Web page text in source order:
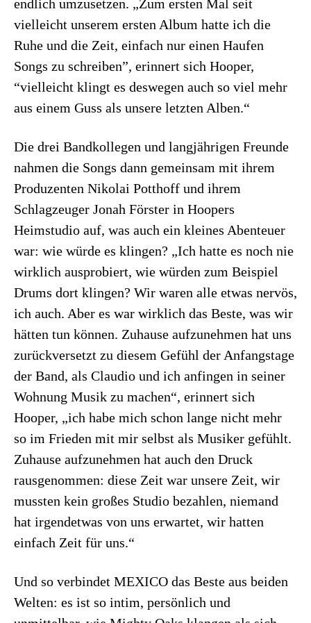
endlich umzusetzen. „Zum ersten Mal seit
vielleicht unserem ersten Album hatte ich die
Ruhe und die Zeit, einfach nur einen Haufen
Songs zu schreiben”, erinnert sich Hooper,
“vielleicht klingt es deswegen auch so viel mehr
aus einem Guss als unsere letzten Alben.“
Die drei Bandkollegen und langjährigen Freunde
nahmen die Songs dann gemeinsam mit ihrem
Produzenten Nikolai Potthoff und ihrem
Schlagzeuger Jonah Förster in Hoopers
Heimstudio auf, was auch ein kleines Abenteuer
war: wie würde es klingen? „Ich hatte es noch nie
wirklich ausprobiert, wie würden zum Beispiel
Drums dort klingen? Wir waren alle etwas nervös,
ich auch. Aber es war wirklich das Beste, was wir
hätten tun können. Zuhause aufzunehmen hat uns
zurückversetzt zu diesem Gefühl der Anfangstage
der Band, als Claudio und ich anfingen in seiner
Wohnung Musik zu machen“, erinnert sich
Hooper, „ich habe mich schon lange nicht mehr
so im Frieden mit mir selbst als Musiker gefühlt.
Zuhause aufzunehmen hat auch den Druck
rausgenommen: diese Zeit war unsere Zeit, wir
mussten kein großes Studio bezahlen, niemand
hat irgendetwas von uns erwartet, wir hatten
einfach Zeit für uns.“
Und so verbindet MEXICO das Beste aus beiden
Welten: es ist so intim, persönlich und